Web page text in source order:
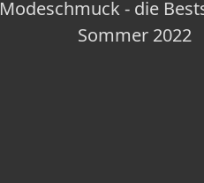
Modeschmuck - die
Sommer 2022